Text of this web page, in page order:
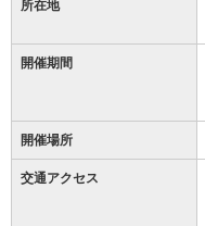
所在地
開催期間
開催場所
交通アクセス